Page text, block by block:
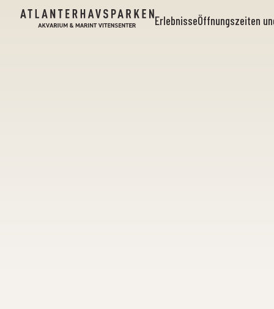
ErlebnisseÖffnungszeiten